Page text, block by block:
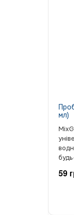
мл)
59